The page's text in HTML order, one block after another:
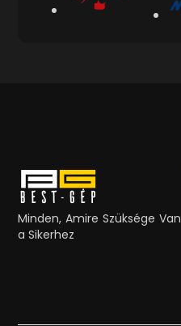
Minden, Amire Szüksége Van
a Sikerhez